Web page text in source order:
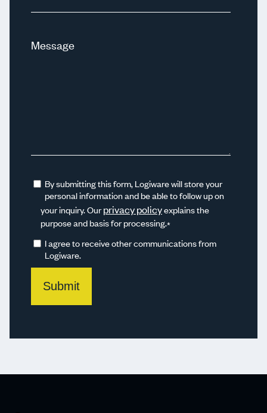
Message
By submitting this form, Logiware will store your
personal information and be able to follow up on
your inquiry. Ourprivacy policyexplains the
purpose and basis for processing.*
I agree to receive other communications from
Logiware.